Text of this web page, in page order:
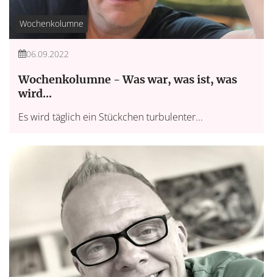
Wochenkolumne
06.09.2022
Wochenkolumne - Was war, was ist, was
wird...
Es wird täglich ein Stückchen turbulenter...